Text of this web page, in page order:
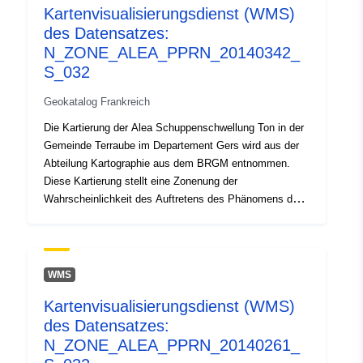
[ 0.50645518, 43.79687119
], [ 0.59188104,
43.79687119 ], [
Räumliche
Ressource:
0a339f31a1c7
uriRef:
http://data.europa.eu/88u/dataset/
Kartenvisualisierungsdienst (WMS)
des Datensatzes:
N_ZONE_ALEA_PPRN_20140342_
S_032
Geokatalog Frankreich
Die Kartierung der Alea Schuppenschwellung Ton in der
Gemeinde Terraube im Departement Gers wird aus der
Abteilung Kartographie aus dem BRGM entnommen.
Diese Kartierung stellt eine Zonenung der
Wahrscheinlichkeit des Auftretens des Phänomens des
Kriterien des BRGM anhand der geologischen Karten
des Departements erstellt, die unter Berücksichtigung
interpretiert wurden: — der Anteil des Lehmmaterials
innerhalb der Bildung (lithologische Analyse); — der
Anteil der aufblasenden Mineralien in der Tonphase
(mineralogische Zusammensetzung); — das
WMS
Kartenvisualisierungsdienst (WMS)
des Datensatzes:
N_ZONE_ALEA_PPRN_20140261_